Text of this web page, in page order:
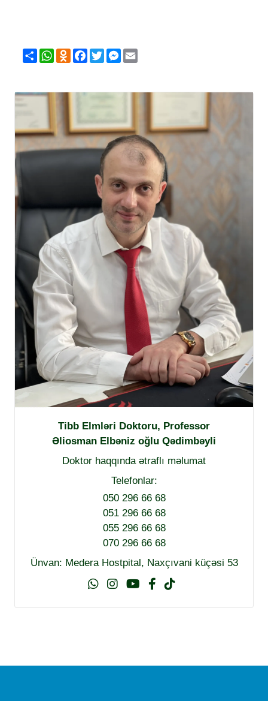
ShareWhatsApp
Odnoklassniki
Facebook
TwitterMessenger
Tibb Elmləri Doktoru, Professor
Əliosman Elbəniz oğlu Qədimbəyli
Doktor haqqında ətraflı məlumat
Telefonlar:
050 296 66 68
051 296 66 68
055 296 66 68
070 296 66 68
Ünvan: Medera Hostpital, Naxçıvani küçəsi 53